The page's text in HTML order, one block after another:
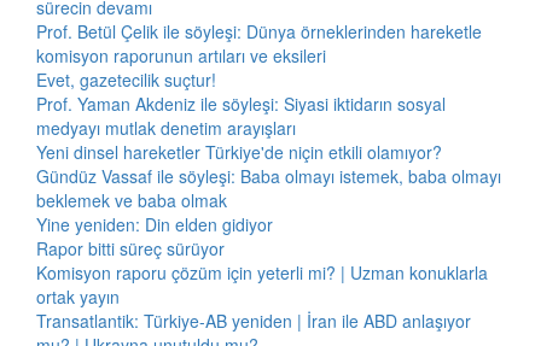
sürecin devamı
Prof. Betül Çelik ile söyleşi: Dünya örneklerinden hareketle
komisyon raporunun artıları ve eksileri
Evet, gazetecilik suçtur!
Prof. Yaman Akdeniz ile söyleşi: Siyasi iktidarın sosyal
medyayı mutlak denetim arayışları
Yeni dinsel hareketler Türkiye'de niçin etkili olamıyor?
Gündüz Vassaf ile söyleşi: Baba olmayı istemek, baba olmayı
beklemek ve baba olmak
Yine yeniden: Din elden gidiyor
Rapor bitti süreç sürüyor
Komisyon raporu çözüm için yeterli mi? | Uzman konuklarla
ortak yayın
Transatlantik: Türkiye-AB yeniden | İran ile ABD anlaşıyor